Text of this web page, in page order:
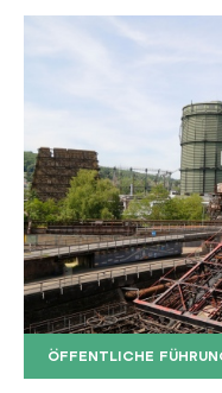
ÖFFENTLICHE
Der
Copyright: